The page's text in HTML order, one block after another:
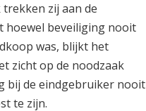
zij aan de
hoewel beveiliging nooit
was, blijkt het
zicht op de noodzaak
bij de eindgebruiker nooit
te zijn.